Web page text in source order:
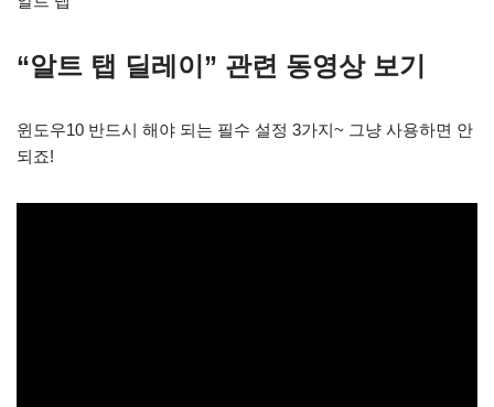
“알트 탭 딜레이” 관련 동영상 보기
윈도우10 반드시 해야 되는 필수 설정 3가지~ 그냥 사용하면 안
되죠!